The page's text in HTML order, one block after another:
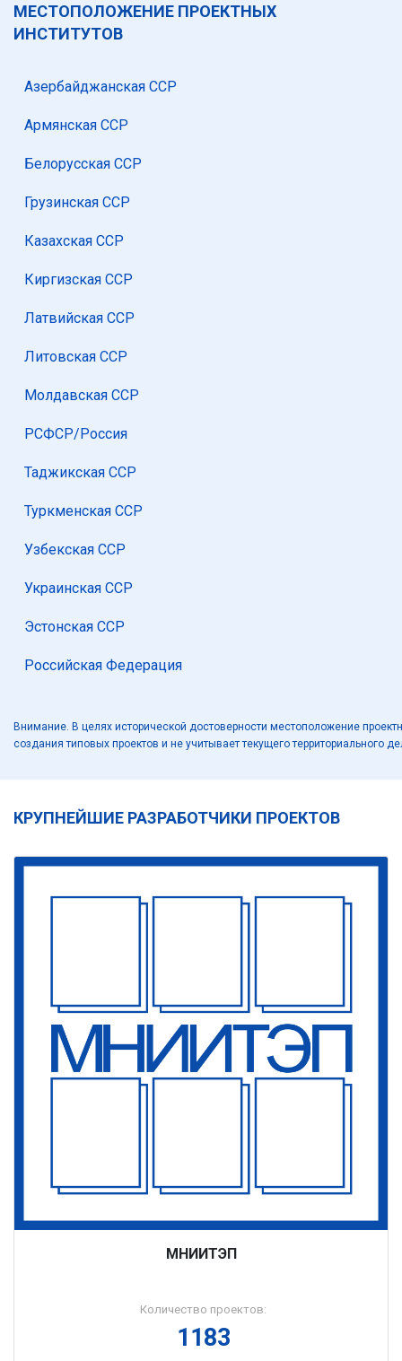
МЕСТОПОЛОЖЕНИЕ ПРОЕКТНЫХ
ИНСТИТУТОВ
Азербайджанская ССР
Армянская ССР
Белорусская ССР
Грузинская ССР
Казахская ССР
Киргизская ССР
Латвийская ССР
Литовская ССР
Молдавская ССР
РСФСР/Россия
Таджикская ССР
Туркменская ССР
Узбекская ССР
Украинская ССР
Эстонская ССР
Российская Федерация
Внимание. В целях исторической достоверности местоположение
создания типовых проектов и не учитывает текущего территориального
КРУПНЕЙШИЕ РАЗРАБОТЧИКИ ПРОЕКТОВ
МНИИТЭП
Количество проектов:
1183